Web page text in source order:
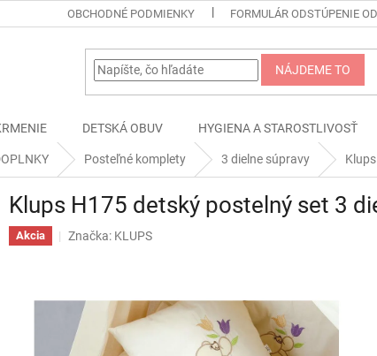
OBCHODNÉ PODMIENKY FORMULÁR ODSTÚPENIE
NÁJDEME TO
DETSKÁ OBUV HYGIENA A STAROSTLIVOSŤ
Posteľné komplety 3 dielne súpravy
Klups H175 detský postelný set 3
Akcia Značka: KLUPS